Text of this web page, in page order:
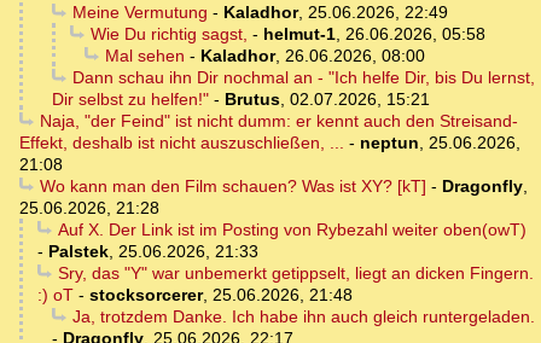
Meine Vermutung - Kaladhor, 25.06.2026, 22:49
Wie Du richtig sagst, - helmut-1, 26.06.2026, 05:58
Mal sehen - Kaladhor, 26.06.2026, 08:00
Dann schau ihn Dir nochmal an - "Ich helfe Dir, bis Du lernst,
Dir selbst zu helfen!" - Brutus, 02.07.2026, 15:21
Naja, "der Feind" ist nicht dumm: er kennt auch den Streisand-
Effekt, deshalb ist nicht auszuschließen, ... - neptun, 25.06.2026,
21:08
Wo kann man den Film schauen? Was ist XY? [kT] - Dragonfly,
25.06.2026, 21:28
Auf X. Der Link ist im Posting von Rybezahl weiter oben(owT)
- Palstek, 25.06.2026, 21:33
Sry, das "Y" war unbemerkt getippselt, liegt an dicken Fingern.
:) oT - stocksorcerer, 25.06.2026, 21:48
Ja, trotzdem Danke. Ich habe ihn auch gleich runtergeladen.
- Dragonfly, 25.06.2026, 22:17